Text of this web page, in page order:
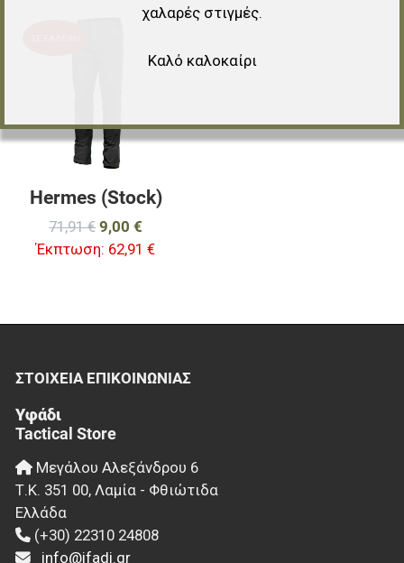
Προσθήκη για σύγκριση
Hermes (Stock)
71,91 € 9,00 €
Έκπτωση: 62,91 €
ΣΤΟΙΧΕΊΑ EΠΙΚΟΙΝΩΝΊΑΣ
Υφάδι
Tactical Store
Μεγάλου Αλεξάνδρου 6
Τ.Κ. 351 00, Λαμία - Φθιώτιδα
Ελλάδα
(+30) 22310 24808
info@ifadi.gr
χαλαρές στιγμές.
Καλό καλοκαίρι